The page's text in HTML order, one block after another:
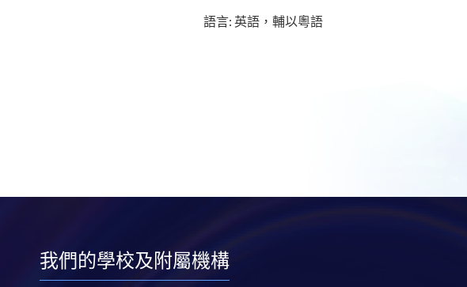
語言: 英語，輔以粵語
我們的學校及附屬機構